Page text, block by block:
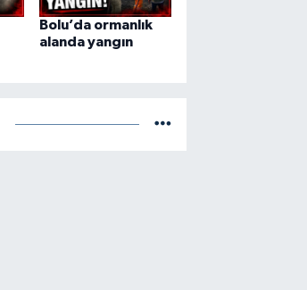
Bolu’da ormanlık
alanda yangın